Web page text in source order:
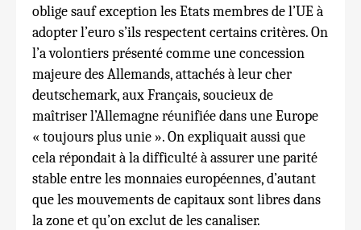
oblige sauf exception les Etats membres de l’UE à
adopter l’euro s’ils respectent certains critères. On
l’a volontiers présenté comme une concession
majeure des Allemands, attachés à leur cher
deutschemark, aux Français, soucieux de
maîtriser l’Allemagne réunifiée dans une Europe
« toujours plus unie ». On expliquait aussi que
cela répondait à la difficulté à assurer une parité
stable entre les monnaies européennes, d’autant
que les mouvements de capitaux sont libres dans
la zone et qu’on exclut de les canaliser.